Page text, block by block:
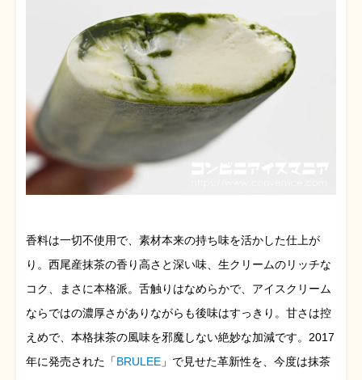
香料は一切不使用で、素材本来の持ち味を活かした仕上が
り。西尾産抹茶の香り高さと深い味、生クリームのリッチな
コク、まさに本格派。舌触りはなめらかで、アイスクリーム
ならではの濃厚さがありながらも後味はすっきり。甘さは控
えめで、本格抹茶の風味を邪魔しない絶妙な加減です。2017
年に発売された「BRULEE 」で見せた革新性を、今度は抹茶